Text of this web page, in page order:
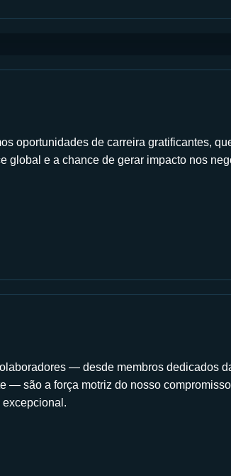
oportunidades de carreira gratificantes,
global e a chance de gerar impacto nos
— desde membros dedicados
— são a força motriz do nosso